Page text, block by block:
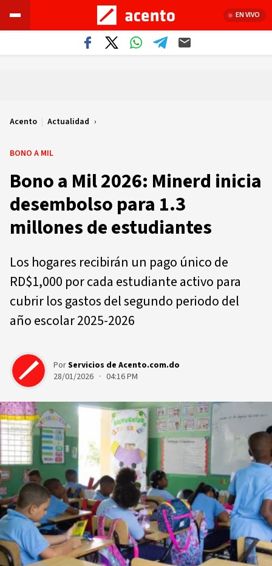
EN VIVO
Acento | Actualidad
BONO A MIL
Bono a Mil 2026: Minerd inicia
desembolso para 1.3
millones de estudiantes
Los hogares recibirán un pago único de
RD$1,000 por cada estudiante activo para
cubrir los gastos del segundo periodo del
año escolar 2025-2026
PorServicios de Acento.com.do
28/01/2026 · 04:16 PM